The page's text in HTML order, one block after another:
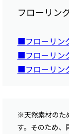
フローリン
■フローリン
■フローリン
■フローリン
※天然素材のた
す。そのため、